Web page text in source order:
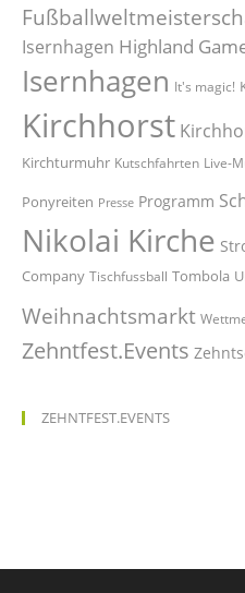
Isernhagen Highland
Isernhagen It's magic!
Kirchhorst
Kirchturmuhr Kutschfahrten Live-
Ponyreiten Presse Programm
Nikolai Kirche
Company Tischfussball Tombola
Weihnachtsmarkt
Zehntfest.Events
ZEHNTFEST.EVENTS